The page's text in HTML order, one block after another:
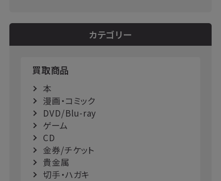
カテゴリー
買取商品
本
漫画・コミック
DVD/Blu-ray
ゲーム
CD
金券/チケット
貴金属
切手・ハガキ